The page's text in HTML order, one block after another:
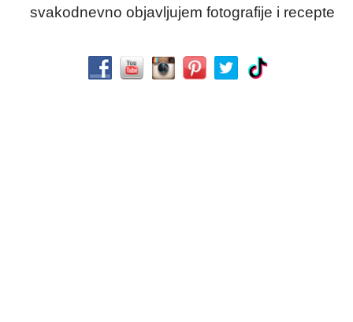
svakodnevno objavljujem fotografije i recepte